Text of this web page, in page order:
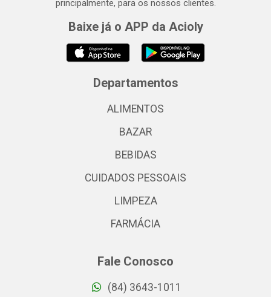
principalmente, para os nossos clientes.
Baixe já o APP da Acioly
Departamentos
ALIMENTOS
BAZAR
BEBIDAS
CUIDADOS PESSOAIS
LIMPEZA
FARMÁCIA
Fale Conosco
(84) 3643-1011